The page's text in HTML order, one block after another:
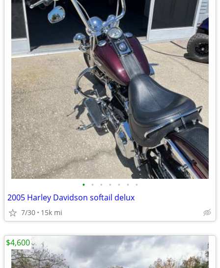
• • • • • • •
2005 Harley Davidson softail delux
7/30 15k mi
$4,600